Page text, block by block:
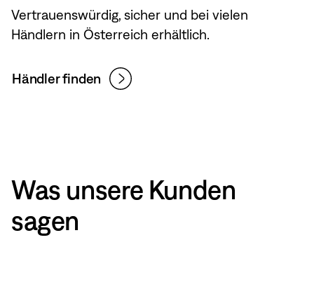
Vertrauenswürdig, sicher und bei vielen
Händlern in Österreich erhältlich.
Händler finden
Was unsere Kunden
sagen